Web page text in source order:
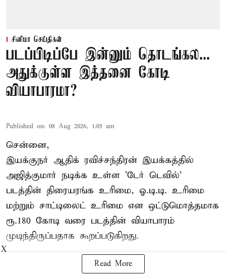
சினிமா செய்திகள்
படப்பிடிப்பே இன்னும் தொடங்கல...
அதுக்குள்ள இத்தனை கோடி
வியாபாரமா?
Published on: 08 Aug 2026, 1:05 am
சென்னை,
இயக்குநர் ஆதிக் ரவிச்சந்திரன் இயக்கத்தில்
அஜித்குமார் நடிக்க உள்ள 'டேர் டெவில்'
படத்தின் திரையரங்க உரிமை, ஓ.டி.டி. உரிமை
மற்றும் சாட்டிலைட் உரிமை என ஒட்டுமொத்தமாக
ரூ.180 கோடி வரை படத்தின் வியாபாரம்
முடிந்திருப்பதாக கூறப்படுகிறது.
Read More
X